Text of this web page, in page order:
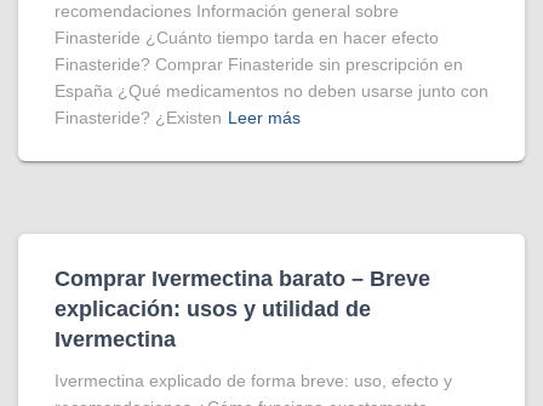
recomendaciones Información general sobre
Finasteride ¿Cuánto tiempo tarda en hacer efecto
Finasteride? Comprar Finasteride sin prescripción en
España ¿Qué medicamentos no deben usarse junto con
Finasteride? ¿Existen Leer más
Comprar Ivermectina​ barato – Breve
explicación: usos y utilidad de
Ivermectina
Ivermectina explicado de forma breve: uso, efecto y